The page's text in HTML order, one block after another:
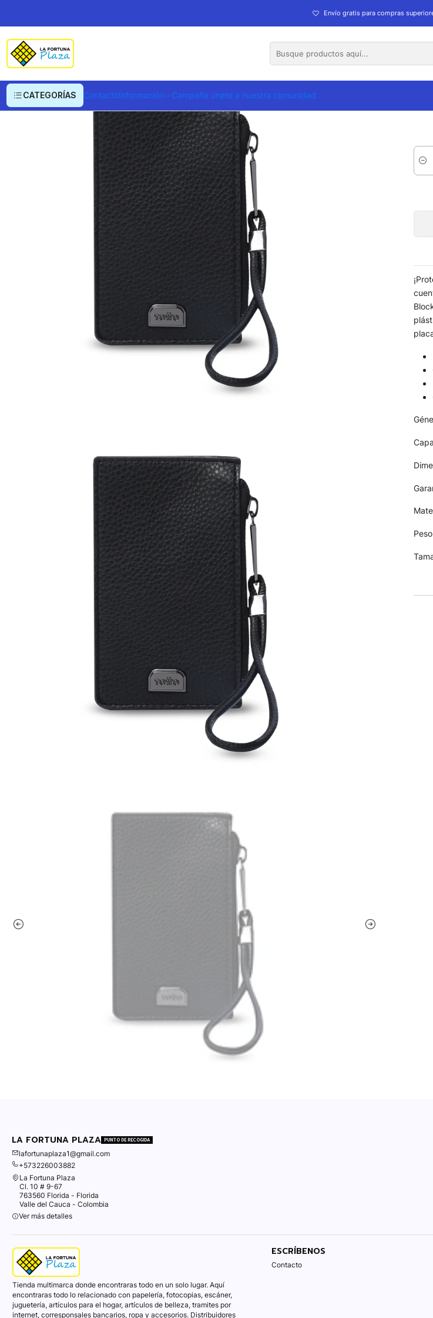
CATEGORÍAS ContactoInformación Campaña únete a nuestra comunidad
Envío gratis para compras
Portadocumentos Totto Smooth con RFID
LA FORTUNA PLAZA PUNTO DE RECOGIDA
lafortunaplaza1@gmail.com
+573226003882
La Fortuna Plaza
Cl. 10 # 9-67
763560 Florida - Florida
Valle del Cauca - Colombia
Ver más detalles
Tienda multimarca donde encontraras todo en un solo lugar. Aquí
encontraras todo lo relacionado con papelería, fotocopias, escáner,
juguetería, artículos para el hogar, artículos de belleza, tramites por
internet, corresponsales bancarios, ropa y accesorios. Distribuidores
ESCRÍBENOS
Contacto